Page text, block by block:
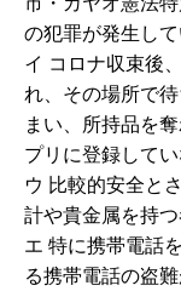
の犯罪が発生し
イ コロナ収束後
れ、その場所で
まい、所持品を
プリに登録して
ウ 比較的安全と
計や貴金属を持
エ 特に携帯電話
る携帯電話の盗